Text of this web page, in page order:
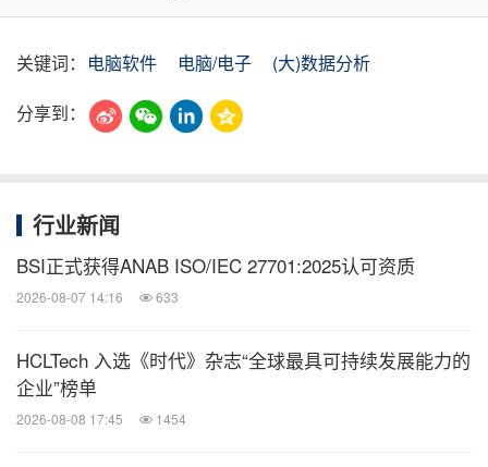
关键词： 电脑软件 电脑/电子
(大)数据分析
分享到：
行业新闻
BSI正式获得ANAB ISO/IEC 27701:2025认可资质
2026-08-07 14:16 633
HCLTech 入选《时代》杂志“全球最具可持续发展能力的
企业”榜单
2026-08-08 17:45 1454